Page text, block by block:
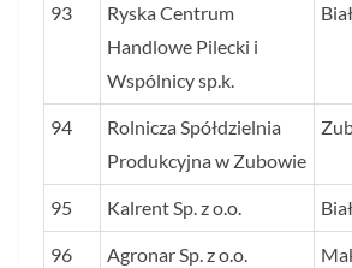
93
Ryska Centrum
Handlowe Pilecki i
Wspólnicy sp.k.
94
Rolnicza Spółdzielnia
Produkcyjna w Zubowie
95 Kalrent Sp. z o.o.
96 Agronar Sp. z o.o.